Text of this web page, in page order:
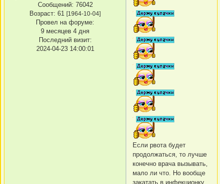
Сообщений: 76042
Возраст: 61 [1964-10-04]
Провел на форуме:
9 месяцев 4 дня
Последний визит:
2024-04-23 14:00:01
Если рвота будет
продолжаться, то лучше
конечно врача вызывать,
мало ли что. Но вообще
закатать в инфекционку